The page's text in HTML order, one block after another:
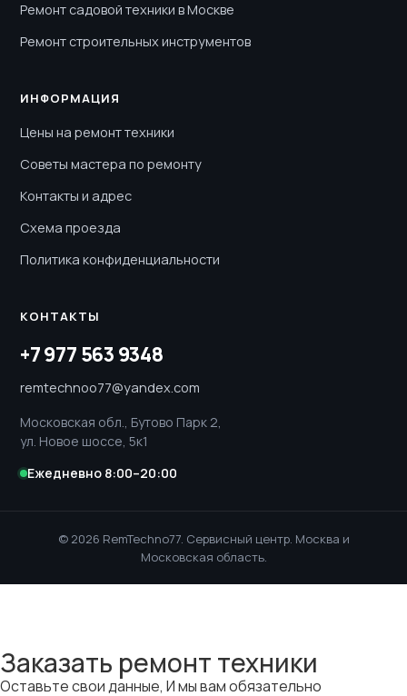
Ремонт садовой техники в Москве
Ремонт строительных инструментов
ИНФОРМАЦИЯ
Цены на ремонт техники
Советы мастера по ремонту
Контакты и адрес
Схема проезда
Политика конфиденциальности
КОНТАКТЫ
+7 977 563 9348
remtechnoo77@yandex.com
Московская обл., Бутово Парк 2,
ул. Новое шоссе, 5к1
Ежедневно 8:00–20:00
© 2026 RemTechno77. Сервисный центр. Москва и
Московская область.
Заказать ремонт техники
Оставьте свои данные, И мы вам обязательно